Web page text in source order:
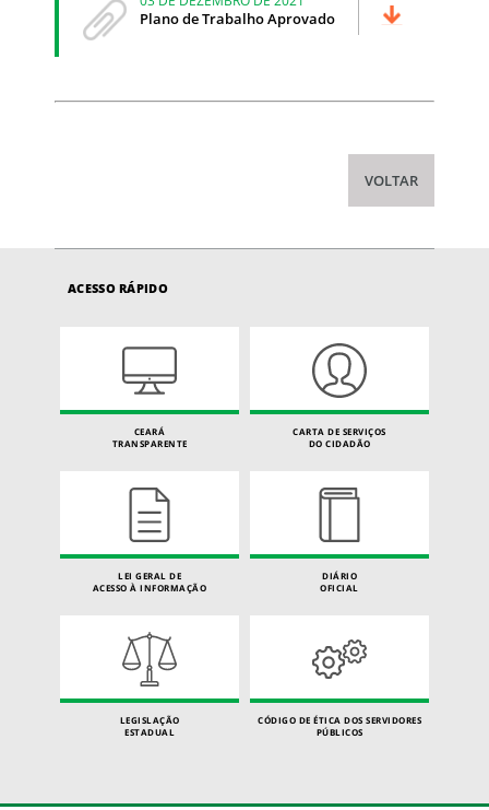
Plano de Trabalho Aprovado
VOLTAR
ACESSO RÁPIDO
CEARÁ
TRANSPARENTE
CARTA DE SERVIÇOS
DO CIDADÃO
LEI GERAL DE
ACESSO À INFORMAÇÃO
DIÁRIO
OFICIAL
LEGISLAÇÃO
ESTADUAL
CÓDIGO DE ÉTICA DOS SERVIDORES
PÚBLICOS